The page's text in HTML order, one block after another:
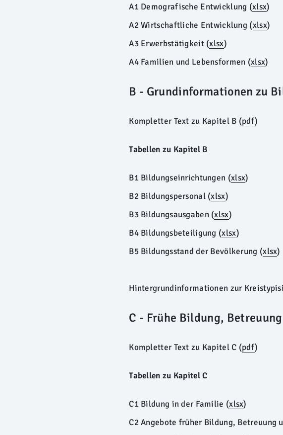
A1 Demografische Entwicklung (xlsx)
A2 Wirtschaftliche Entwicklung (xlsx)
A3 Erwerbstätigkeit (xlsx)
A4 Familien und Lebensformen (xlsx)
B - Grundinformationen zu
Kompletter Text zu Kapitel B (pdf)
Tabellen zu Kapitel B
B1 Bildungseinrichtungen (xlsx)
B2 Bildungspersonal (xlsx)
B3 Bildungsausgaben (xlsx)
B4 Bildungsbeteiligung (xlsx)
B5 Bildungsstand der Bevölkerung (xlsx)
Hintergrundinformationen zur
C - Frühe Bildung,
Kompletter Text zu Kapitel C (pdf)
Tabellen zu Kapitel C
C1 Bildung in der Familie (xlsx)
C2 Angebote früher Bildung, Betreuung